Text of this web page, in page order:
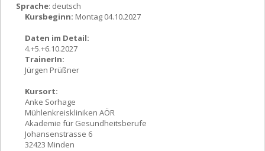
Sprache: deutsch
Kursbeginn: Montag 04.10.2027
Daten im Detail:
4.+5.+6.10.2027
TrainerIn:
Jürgen Prüßner
Kursort:
Anke Sorhage
Mühlenkreiskliniken AÖR
Akademie für Gesundheitsberufe
Johansenstrasse 6
32423 Minden